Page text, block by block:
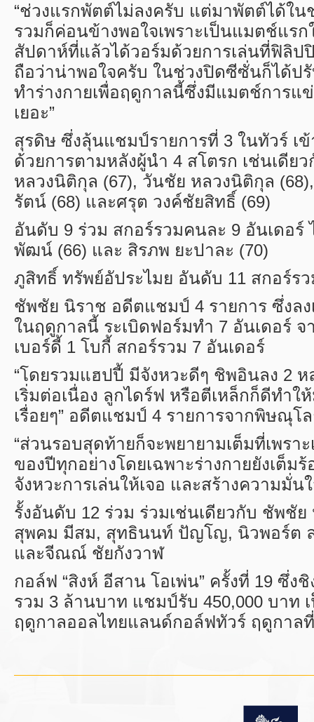
“ช่วงแรกพัตต์ไม่ลงครับ แต่มาพัตต์ได้ใน
รวมก็ค่อนข้างพอใจเพราะเป็นแมตช์แรก
สัปดาห์ที่แล้วได้วอร์มด้วยการเล่นที่ฟิลิ
ถือว่าน่าพอใจครับ ในช่วงปิดซีซั่นก็ได้ปรั
ทำร่างกายเพื่อฤดูกาลนี้ซึ่งมีแมตช์การแ
เยอะ”
สุรดิษ ซึ่งลุ้นแชมป์รายการที่ 3 ในทัวร์ เ
ด้วยการตามหลังผู้นำ 4 สโตรก เช่นเดีย
หลวงนิติกุล (67), วันชัย หลวงนิติกุล (
รัตน์ (68) และศรุต วงค์ชัยสิทธิ์ (69)
อันดับ 9 ร่วม สกอร์รวมคนละ 9 อันเดอ
พัฒน์ (66) และ สิรภพ ยะปาละ (70)
ภูสิทธิ์ ทรัพย์อัประไมย อันดับ 11 สกอร์ร
ชัพชัย นิราช อดีตแชมป์ 4 รายการ ซึ่งล
ในฤดูกาลนี้ ระเบิดฟอร์มทำ 7 อันเดอร์
เบอร์ดี้ 1 โบกี้ สกอร์รวม 7 อันเดอร์
“โดยรวมแฮปปี้ มีจังหวะดีๆ ชิพอินลง 2 ห
เริ่มต่อเนื่อง ลูกไดร์ฟ หรือตีเหล็กก็ดีทำใ
เรื่อยๆ” อดีตแชมป์ 4 รายการจากพิษณุโ
“ส่วนรอบสุดท้ายก็จะพยายามเต็มที่เพรา
ของปีทุกอย่างโดยเฉพาะร่างกายยังเต็ม
จังหวะการเล่นให้เจอ และสร้างความมั่นใ
รั้งอันดับ 12 ร่วม ร่วมเช่นเดียวกับ ชัพชัย
สุพคม มีสม, สุทธินนท์ ปัญโญ, นิวพอร์ต
และจีณณ์ ชัยกังวาฬ
กอล์ฟ “สิงห์ อีสาน โอเพ่น” ครั้งที่ 19 ซึ่งชิ
รวม 3 ล้านบาท แชมป์รับ 450,000 บาท
ฤดูกาลออลไทยแลนด์กอล์ฟทัวร์ ฤดูกาล